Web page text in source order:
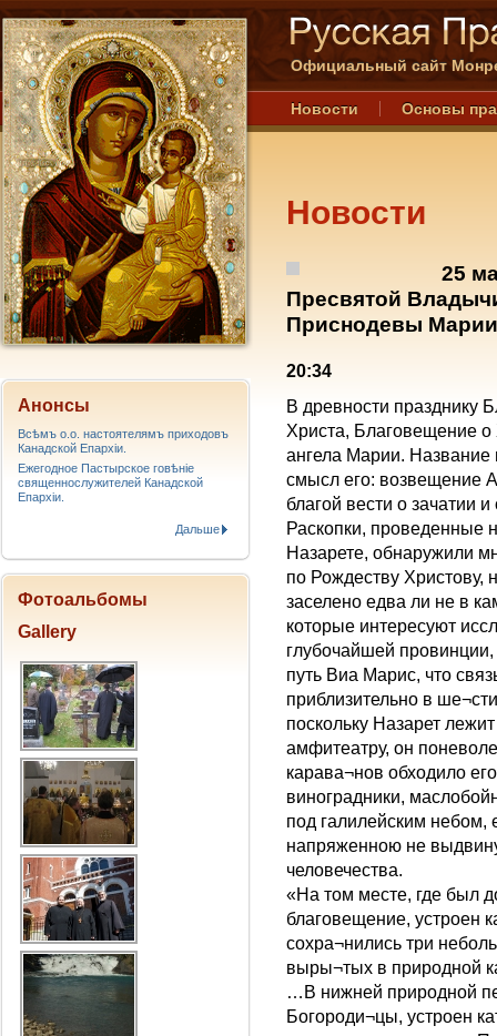
Официальный сайт
Новости Основы
Новости
25
Пресвятой
Приснодевы Марии
20:34
В древности празднику
Христа, Благовещение
ангела Марии. Название
смысл его: возвещение
благой вести о зачатии
Раскопки, проведенные
Назарете, обнаружили
по Рождеству Христову,
заселено едва ли не в
которые интересуют
глубочайшей
путь Виа Марис, что
приблизительно в
поскольку Назарет
амфитеатру, он
карава¬нов обходило
виноградники,
под галилейским
напряженною не
человечества.
«На том месте, где был
благовещение, устроен
сохра¬нились три
выры¬тых в природной
…В нижней природной
Богороди¬цы, устроен
Анонсы
Всѣмъ о.о. настоятелямъ приходовъ
Канадской Епархiи.
Ежегодное Пастырское говѣніе
священнослужителей Канадской
Епархіи.
Дальше
Фотоальбомы
Gallery